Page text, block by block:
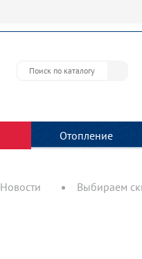
Отопление
Новости Выбираем